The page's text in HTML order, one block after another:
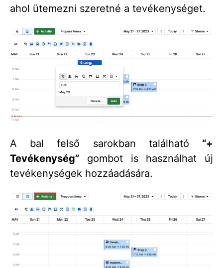
ahol ütemezni szeretné a tevékenységet.
A bal felső sarokban található “+
Tevékenység” gombot is használhat új
tevékenységek hozzáadására.